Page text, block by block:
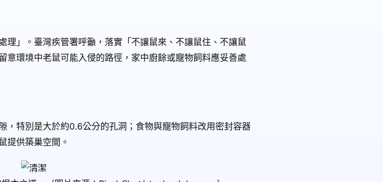
理」。臺灣疾管署呼籲，落實「不讓鼠來、不讓鼠住、不讓鼠
意環境中老鼠可能入侵的路徑，家中廚餘或寵物飼料應妥善處
，特別是大於約0.6公分的孔洞；食物與寵物飼料改用密封容器
提供築巢空間。